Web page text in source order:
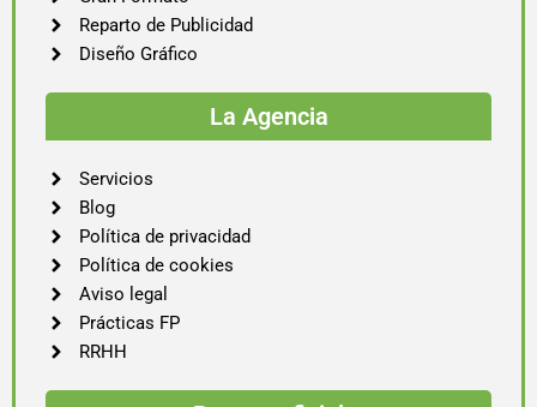
Reparto de Publicidad
Diseño Gráfico
La Agencia
Servicios
Blog
Política de privacidad
Política de cookies
Aviso legal
Prácticas FP
RRHH